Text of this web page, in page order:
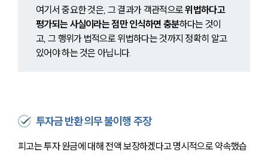
여기서 중요한 것은, 그 결과가 객관적으로 위법하다고
평가되는 사실이라는 점만 인식하면 충분하다는 것이
고, 그 행위가 법적으로 위법하다는 것까지 정확히 알고
있어야 하는 것은 아닙니다.
투자금 반환 의무 불이행 주장
피고는 투자 원금에 대해 전액 보장하겠다고 명시적으로 약속했습